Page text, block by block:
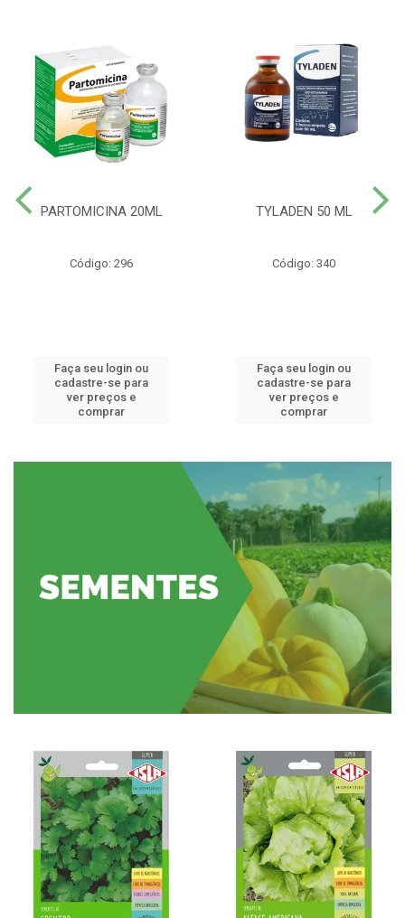
PARTOMICINA 20ML
Código: 296
Faça seu login ou
cadastre-se para
ver preços e
comprar
TYLADEN 50 ML
Código: 340
Faça seu login ou
cadastre-se para
ver preços e
comprar